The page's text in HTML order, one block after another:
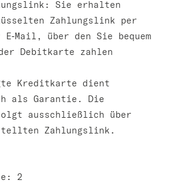
Sie erhalten
Zahlungslink per
E‑Mail, über den Sie bequem
Debitkarte zahlen
Kreditkarte dient
als Garantie. Die
ausschließlich über
Zahlungslink.
2